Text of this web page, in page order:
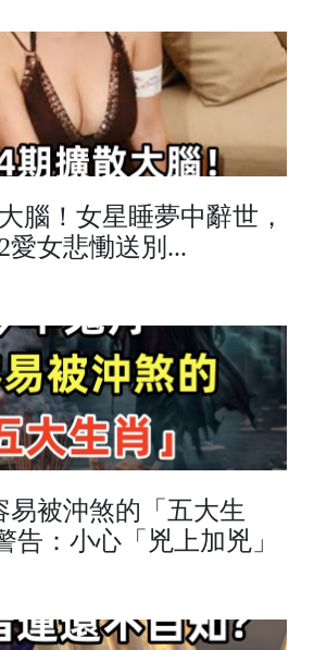
腦！女星睡夢中辭世，
愛女悲慟送別...
易被沖煞的「五大生
告：小心「兇上加兇」